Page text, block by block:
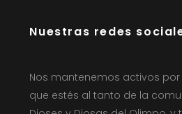
Nuestras redes
Nos mantenemos activos por
que estés al tanto de la